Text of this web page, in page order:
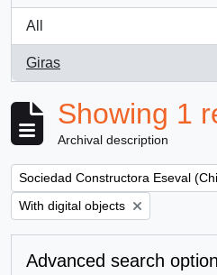
All
Giras
, 1 results
Showing 1
Archival description
Remove filter:
Sociedad Constructora Eseval
Remove filter:
With digital objects
Advanced search